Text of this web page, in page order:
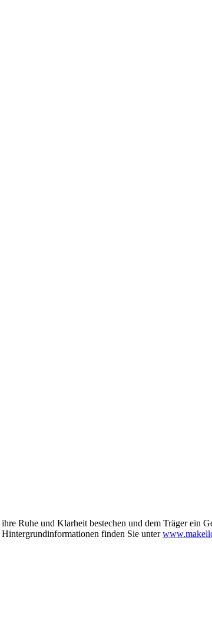
Ruhe und Klarheit bestechen und dem Träger ein
finden Sie unter